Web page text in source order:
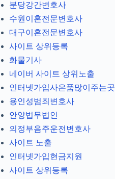
분당강간변호사
수원이혼전문변호사
대구이혼전문변호사
사이트 상위등록
화물기사
네이버 사이트 상위노출
인터넷가입사은품많이주는곳
용인성범죄변호사
안양법무법인
의정부음주운전변호사
사이트 노출
인터넷가입현금지원
사이트 상위등록